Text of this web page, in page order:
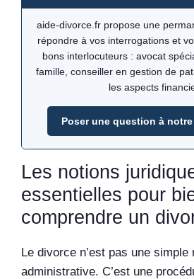
aide-divorce.fr propose une
répondre à vos interrogations et
bons interlocuteurs : avocat
famille, conseiller en gestion de
les aspects
Poser une question à
Les notions
essentielles pour
comprendre un
Le divorce n’est pas une simple
administrative. C’est une